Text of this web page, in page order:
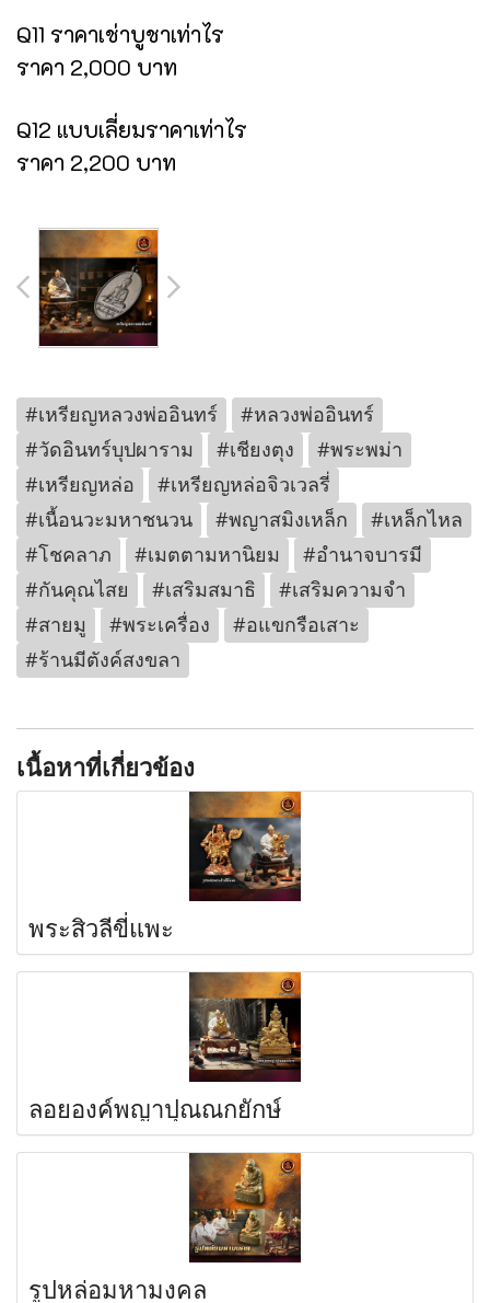
Q11 ราคาเช่าบูชาเท่าไร
ราคา 2,000 บาท
Q12 แบบเลี่ยมราคาเท่าไร
ราคา 2,200 บาท
#เหรียญหลวงพ่ออินทร์
#หลวงพ่ออินทร์
#วัดอินทร์บุปผาราม
#เชียงตุง
#พระพม่า
#เหรียญหล่อ
#เหรียญหล่อจิวเวลรี่
#เนื้อนวะมหาชนวน
#พญาสมิงเหล็ก
#เหล็กไหล
#โชคลาภ
#เมตตามหานิยม
#อำนาจบารมี
#กันคุณไสย
#เสริมสมาธิ
#เสริมความจำ
#สายมู
#พระเครื่อง
#อแขกรือเสาะ
#ร้านมีตังค์สงขลา
เนื้อหาที่เกี่ยวข้อง
พระสิวลีขี่แพะ
ลอยองค์พญาปุณณกยักษ์
รูปหล่อมหามงคล